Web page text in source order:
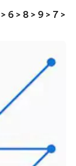
6 > 8 > 9 > 7 >